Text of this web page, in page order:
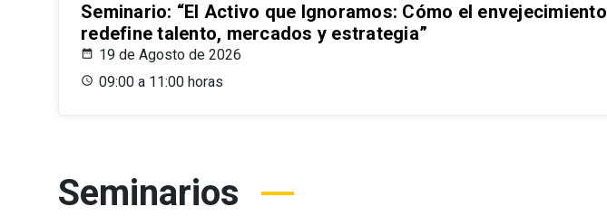
Seminario: “El Activo que Ignoramos: Cómo el envejecimiento
redefine talento, mercados y estrategia”
19 de Agosto de 2026
09:00 a 11:00 horas
Seminarios